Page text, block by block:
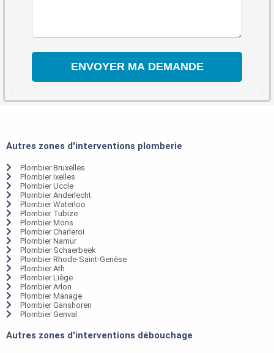
Autres zones d'interventions plomberie
Plombier Bruxelles
Plombier Ixelles
Plombier Uccle
Plombier Anderlecht
Plombier Waterloo
Plombier Tubize
Plombier Mons
Plombier Charleroi
Plombier Namur
Plombier Schaerbeek
Plombier Rhode-Saint-Genèse
Plombier Ath
Plombier Liège
Plombier Arlon
Plombier Manage
Plombier Ganshoren
Plombier Genval
Autres zones d'interventions débouchage